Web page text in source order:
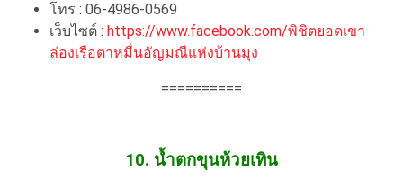
โทร : 06-4986-0569
เว็บไซต์ : https://www.facebook.com/พิชิตยอดเขา
ล่องเรือตาหมื่นอัญมณีแห่งบ้านมุง
==========
10. น้ำตกขุนห้วยเทิน